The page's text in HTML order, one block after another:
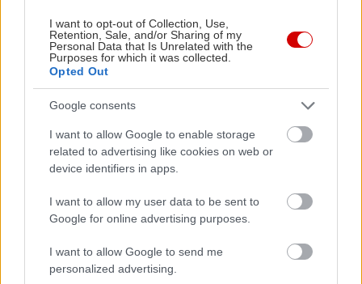
I want to opt-out of Collection, Use,
Retention, Sale, and/or Sharing of my
Personal Data that Is Unrelated with the
Purposes for which it was collected.
Opted Out
Google consents
I want to allow Google to enable storage
related to advertising like cookies on web or
device identifiers in apps.
I want to allow my user data to be sent to
Google for online advertising purposes.
I want to allow Google to send me
personalized advertising.
Σιετή στο τραγούδι, αναμειγνύοντας την
αισθησιακή ενέργεια της φανκ με τη διαχρονική
ποιότητα της τζαζ.